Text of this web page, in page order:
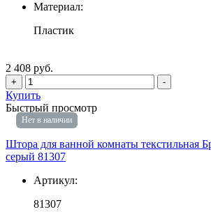
Материал:
Пластик
2 408 руб.
+ -
Купить
Нет в наличии
Быстрый просмотр
Штора для ванной комнаты текстильная
серый 81307
Артикул:
81307